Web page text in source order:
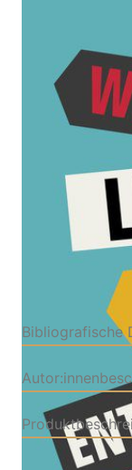
Wirklich
Zur
Christian
Verlag:
Scheriau
Buch
gebunden
Bibliografische
Tom